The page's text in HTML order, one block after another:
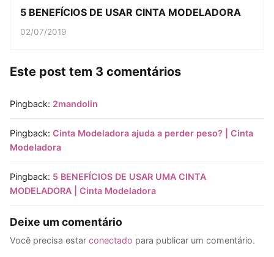
5 BENEFÍCIOS DE USAR CINTA MODELADORA
02/07/2019
Este post tem 3 comentários
Pingback: 2mandolin
Pingback: Cinta Modeladora ajuda a perder peso? | Cinta
Modeladora
Pingback: 5 BENEFÍCIOS DE USAR UMA CINTA
MODELADORA | Cinta Modeladora
Deixe um comentário
Você precisa estar conectado para publicar um comentário.